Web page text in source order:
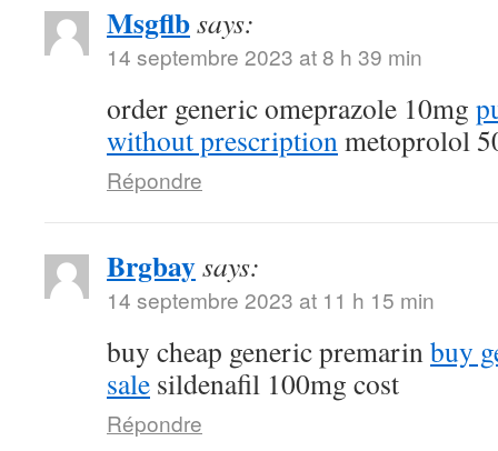
Msgflbsays:
14 septembre 2023 at 8 h 39 min
order generic omeprazole 10mg
without prescriptionmetoprolol
Répondre
Brgbaysays:
14 septembre 2023 at 11 h 15 min
buy cheap generic premarinbuy
sale sildenafil 100mg cost
Répondre